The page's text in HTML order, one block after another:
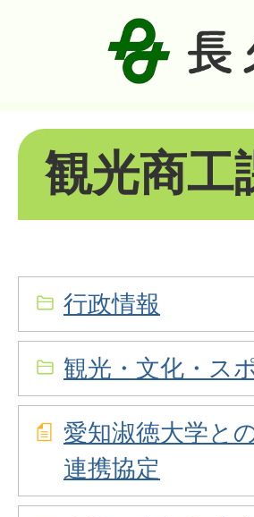
観光商工
行政情報
観光・文化・ス
愛知淑徳大学と
連携協定